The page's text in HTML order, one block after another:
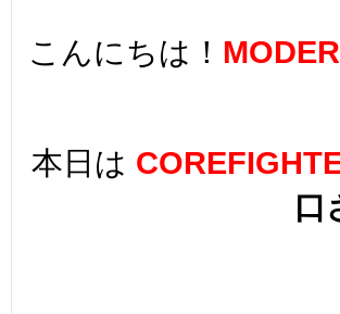
こんにちは！
本日は
口